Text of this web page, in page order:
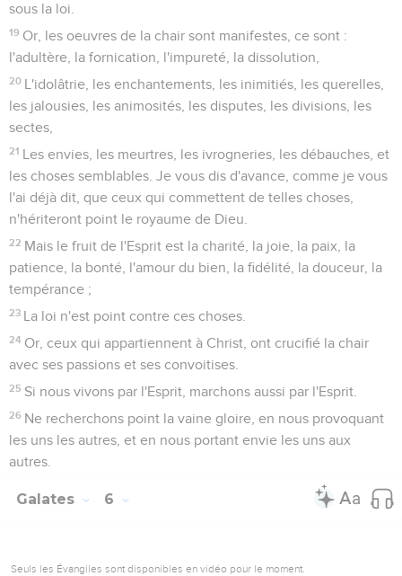
sous la loi.
19 Or, les oeuvres de la chair sont manifestes, ce sont :
l'adultère, la fornication, l'impureté, la dissolution,
20 L'idolâtrie, les enchantements, les inimitiés, les querelles,
les jalousies, les animosités, les disputes, les divisions, les
sectes,
21 Les envies, les meurtres, les ivrogneries, les débauches, et
les choses semblables. Je vous dis d'avance, comme je vous
l'ai déjà dit, que ceux qui commettent de telles choses,
n'hériteront point le royaume de Dieu.
22 Mais le fruit de l'Esprit est la charité, la joie, la paix, la
patience, la bonté, l'amour du bien, la fidélité, la douceur, la
tempérance ;
23 La loi n'est point contre ces choses.
24 Or, ceux qui appartiennent à Christ, ont crucifié la chair
avec ses passions et ses convoitises.
25 Si nous vivons par l'Esprit, marchons aussi par l'Esprit.
26 Ne recherchons point la vaine gloire, en nous provoquant
les uns les autres, et en nous portant envie les uns aux
autres.
Galates 6
Seuls les Évangiles sont disponibles en vidéo pour le moment.